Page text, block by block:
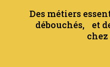
Des métiers
débouchés, et